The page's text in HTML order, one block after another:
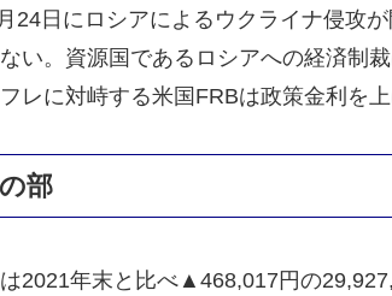
24日にロシアによるウクライナ侵攻
い。資源国であるロシアへの経済制
レに対峙する米国FRBは政策金利を
部
2021年末と比べ▲468,017円の